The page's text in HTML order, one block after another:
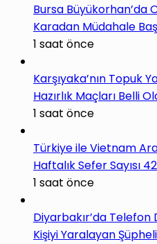
Bursa Büyükorhan’da
Karadan Müdahale
1 saat önce
Karşıyaka’nın Topuk
Hazırlık Maçları Belli
1 saat önce
Türkiye ile Vietnam
Haftalık Sefer Sayısı
1 saat önce
Diyarbakır’da Telefon
Kişiyi Yaralayan